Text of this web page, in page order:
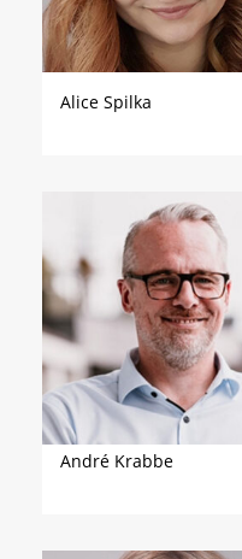
Alice Spilka
André Krabbe